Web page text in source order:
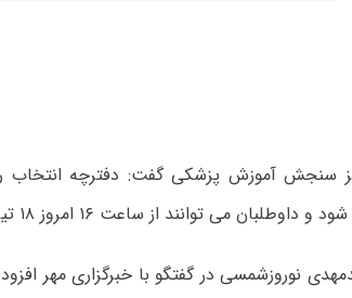
سنجش آموزش پزشکی گفت: دفترچه انتخاب
می توانند از ساعت ۱۶ امروز ۱۸ تیر نسبت به انتخاب رشته اقدام کنند.
نوروزشمسی در گفتگو با خبرگزاری مهر